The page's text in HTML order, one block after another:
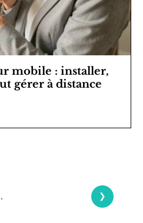
mobile : installer,
gérer à distance